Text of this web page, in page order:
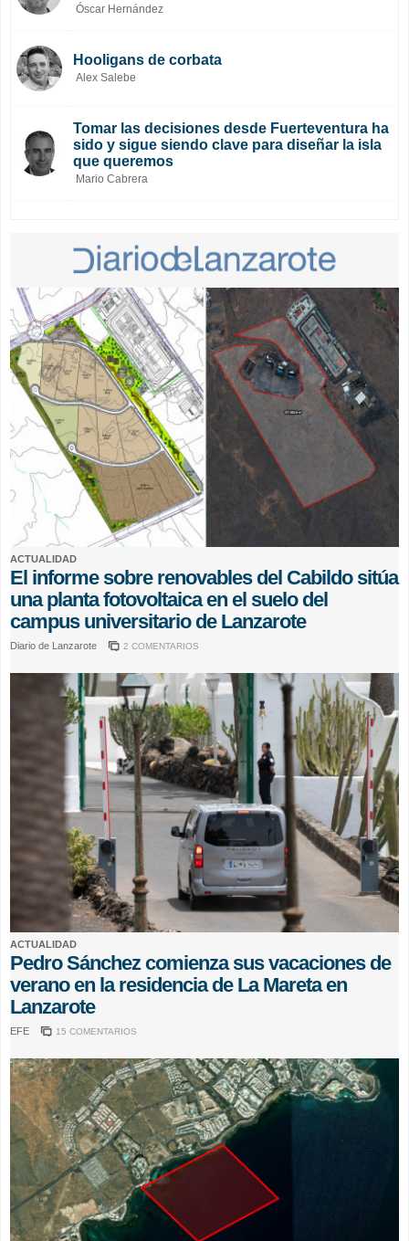
Óscar Hernández
Hooligans de corbata
Alex Salebe
Tomar las decisiones desde Fuerteventura ha
sido y sigue siendo clave para diseñar la isla
que queremos
Mario Cabrera
ACTUALIDAD
El informe sobre renovables del Cabildo sitúa
una planta fotovoltaica en el suelo del
campus universitario de Lanzarote
Diario de Lanzarote 2 COMENTARIOS
ACTUALIDAD
Pedro Sánchez comienza sus vacaciones de
verano en la residencia de La Mareta en
Lanzarote
EFE 15 COMENTARIOS